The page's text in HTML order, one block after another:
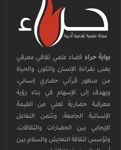
بوابة حراء فضاء علمي ثقافي معرفي
يعنى بقراءة الإنسان والكون والحياة
من منظور قرآني حضاري إنساني،
ويهدف إلى الإسهام في بناء رؤية
معرفية حضارية تعلي من القيمة
الإنسانية الجامعة، وتثمن التفاعل
الإيجابي بين الحضارات والثقافات،
وتؤسس لثقافة التعايش والسلام بين